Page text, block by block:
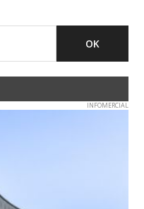
INFOMERCIAL